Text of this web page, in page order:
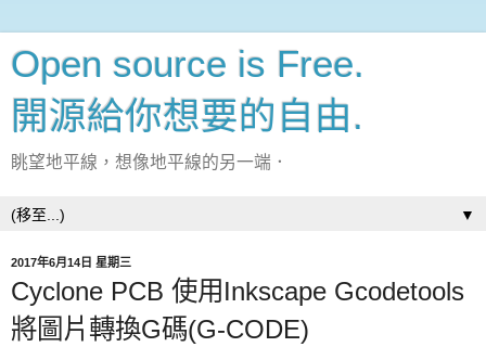
Open source is Free.
開源給你想要的自由.
眺望地平線，想像地平線的另一端．
▼
2017年6月14日 星期三
Cyclone PCB 使用Inkscape Gcodetools
將圖片轉換G碼(G-CODE)